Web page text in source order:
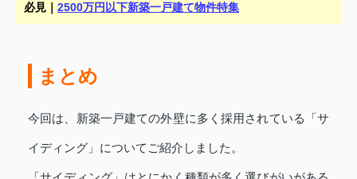
必見｜ 2500万円以下新築一戸建て物件特集
まとめ
今回は、新築一戸建ての外壁に多く採用されている「サ
イディング」についてご紹介しました。